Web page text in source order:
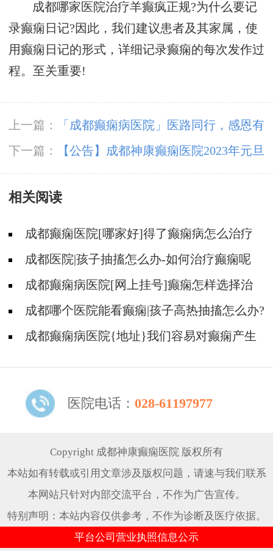
成都哪家医院治疗羊癫疯正规?为什么要记
录癫痫日记?因此，我们建议患者及其家属，使
用癫痫日记的形式，详细记录癫痫的每次发作过
程。至关重要!
上一篇：
「成都癫痫病医院」医路同行，感恩有
您!成都神康癫痫医院祝大家感恩节快乐!
下一篇：
【公告】成都神康癫痫医院2023年元旦
假期正常接诊
相关阅读
成都癫痫医院[哪家好]得了癫痫病怎么治疗
效果好?
成都医院|孩子抽搐怎么办-如何治疗癫痫呢
成都癫痫病医院[网上挂号]癫痫怎样选择治
疗方式?
成都哪个医院能看癫痫|孩子高热抽搐怎么办?
成都癫痫病医院{地址}我们容易对癫痫产生
医院电话： 028-61197977
Copyright 成都神康癫痫医院 版权所有
本站如有转载或引用文章涉及版权问题，请速与我们联系
本网站只针对内部交流平台，不作为广告宣传。
特别声明：本站内容仅供参考，不作为诊断及医疗依据。
平台公司营业执照信息公示